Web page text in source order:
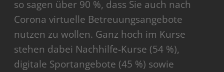
so sagen über 90 %, dass Sie auch nach
Corona virtuelle Betreuungsangebote
nutzen zu wollen. Ganz hoch im Kurse
stehen dabei Nachhilfe-Kurse (54 %),
digitale Sportangebote (45 %) sowie